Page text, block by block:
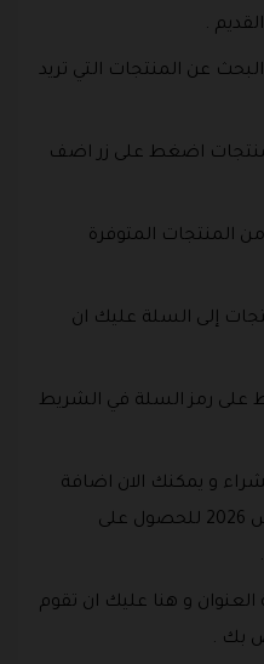
.
عن المنتجات التي تريد
اضغط على زر اضف
من المنتجات المتوفرة
إلى السلة عليك ان
رمز السلة في الشريط
و يمكنك الان اضافة
رمز خصم باث اند بودي وركس 2026 للحصول على
و هنا عليك ان تقوم
بك .